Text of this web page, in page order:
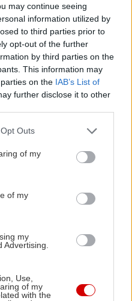
may continue seeing
information utilized by
to third parties prior to
opt-out of the further
by third parties on the
This information may
on the IAB’s List of
further disclose it to other
uses one or more Google
You may click to
and its third-party tags to
purposes in below Google
Outs
of my
of my
my
Advertising.
Use,
of my
with the
στον χρόνο με
των ΑΜΑΝ.
ανεκδότου είχαν μια
όμως έφταναν και
για πάντα στη μαύρη
τέλεια στο πάτωμα
επόμενη κοπέλα μου.»